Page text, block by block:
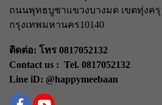
ถนนพุทธบูชาแขวงบางมด เขตทุ่งครุ
กรุงเทพมหานคร10140
ติดต่อ: โทร 0817052132
Contact us : Tel. 0817052132
Line iD: @happymeebaan